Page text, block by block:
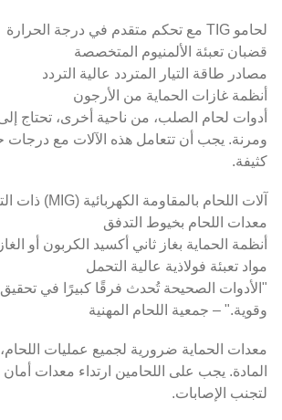
لحامو TIG مع تحكم متقدم في درجة الحرارة
قضبان تعبئة الألمنيوم المتخصصة
مصادر طاقة التيار المتردد عالية التردد
أنظمة غازات الحماية من الأرجون
أدوات لحام الصلب، من ناحية أخرى، تحتاج
ومرنة. يجب أن تتعامل هذه الآلات مع درجات
كثيفة.
آلات اللحام بالمقاومة الكهربائية (MIG) ذات التيار الأعلى
معدات اللحام بخيوط التدفق
أنظمة الحماية بغاز ثاني أكسيد الكربون أو
مواد تعبئة فولاذية عالية التحمل
"الأدوات الصحيحة تُحدث فرقًا كبيرًا في
وقوية." – جمعية اللحام المهنية
معدات الحماية ضرورية لجميع عمليات
المادة. يجب على اللحامين ارتداء معدات أمان
لتجنب الإصابات.